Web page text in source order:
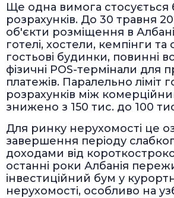
Ще одна вимога стосується
розрахунків. До 30 травня
об'єкти розміщення в
готелі, хостели, кемпінги та
гостьові будинки, повинні
фізичні POS-термінали для
платежів. Паралельно ліміт
розрахунків між
знижено з 150 тис. до 100
Для ринку нерухомості це
завершення періоду
доходами від
останні роки Албанія
інвестиційний бум у
нерухомості, особливо на